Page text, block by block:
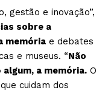
gestão e inovação”,
sobre a
memória e debates
e museus. “Não
a memória. O
cuidam dos